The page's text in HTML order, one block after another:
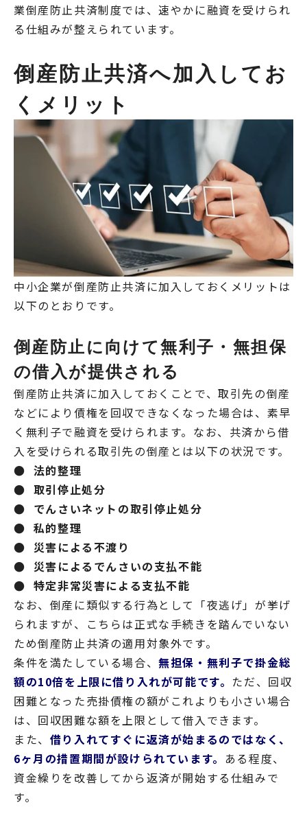
業倒産防止共済制度では、速やかに融資を受けられ
る仕組みが整えられています。
倒産防止共済へ加入してお
くメリット
中小企業が倒産防止共済に加入しておくメリットは
以下のとおりです。
倒産防止に向けて無利子・無担保
の借入が提供される
倒産防止共済に加入しておくことで、取引先の倒産
などにより債権を回収できなくなった場合は、素早
く無利子で融資を受けられます。なお、共済から借
入を受けられる取引先の倒産とは以下の状況です。
● 法的整理
● 取引停止処分
● でんさいネットの取引停止処分
● 私的整理
● 災害による不渡り
● 災害によるでんさいの支払不能
● 特定非常災害による支払不能
なお、倒産に類似する行為として「夜逃げ」が挙げ
られますが、こちらは正式な手続きを踏んでいない
ため倒産防止共済の適用対象外です。
条件を満たしている場合、無担保・無利子で掛金総
額の10倍を上限に借り入れが可能です。 ただ、回収
困難となった売掛債権の額がこれよりも小さい場合
は、回収困難な額を上限として借入できます。
また、 借り入れてすぐに返済が始まるのではなく、
6ヶ月の措置期間が設けられています。 ある程度、
資金繰りを改善してから返済が開始する仕組みで
す。